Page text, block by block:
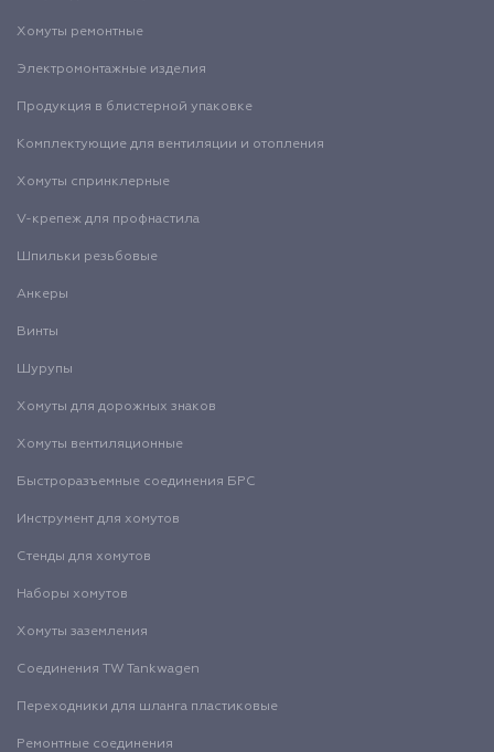
Хомуты ремонтные
Электромонтажные изделия
Продукция в блистерной упаковке
Комплектующие для вентиляции и отопления
Хомуты спринклерные
V-крепеж для профнастила
Шпильки резьбовые
Анкеры
Винты
Шурупы
Хомуты для дорожных знаков
Хомуты вентиляционные
Быстроразъемные соединения БРС
Инструмент для хомутов
Стенды для хомутов
Наборы хомутов
Хомуты заземления
Соединения TW Tankwagen
Переходники для шланга пластиковые
Ремонтные соединения